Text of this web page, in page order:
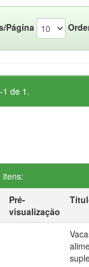
Página
1 de 1.
itens:
Pré-
visualização